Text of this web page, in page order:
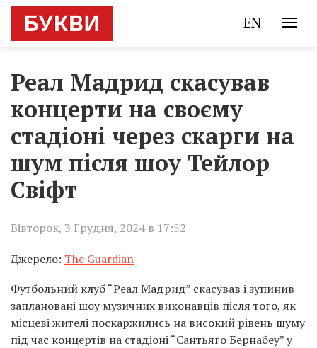
EN
Реал Мадрид скасував
концерти на своєму
стадіоні через скарги на
шум після шоу Тейлор
Свіфт
Вівторок, 3 Грудня, 2024 в 17:52
Джерело: The Guardian
Футбольний клуб “Реал Мадрид” скасував і зупинив
заплановані шоу музичних виконавців після того, як
місцеві жителі поскаржились на високий рівень шуму
під час концертів на стадіоні “Сантьяго Бернабеу” у